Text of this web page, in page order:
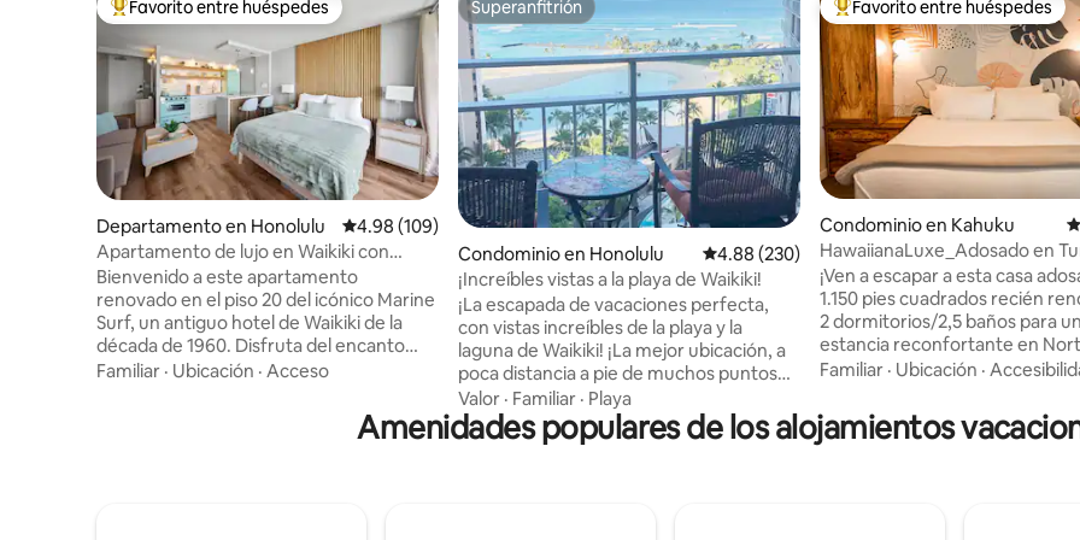
De los mejores en Favorito entre huéspedes
Favorito entre huéspedes
Departamento en Honolulu Calificación promedio: 4.98 de 5; 109 evaluaciones
4.98 (109)
Apartamento de lujo en Waikiki con
encanto retro y aparcamiento
GRATUITO
Bienvenido a este apartamento
renovado en el piso 20 del icónico Marine
Surf, un antiguo hotel de Waikiki de la
década de 1960. Disfruta del encanto
vintage con lujo moderno, que incluye
subterráneo GRATUITO, internet
Familiar · Ubicación · Acceso
Superanfitrión
Superanfitrión
Condominio en Honolulu Calificación promedio: 4.88 de 5; 230
4.88 (230)
¡Increíbles vistas a la playa de Waikiki!
¡La escapada de vacaciones perfecta,
con vistas increíbles de la playa y la
laguna de Waikiki! ¡La mejor ubicación, a
poca distancia a pie de muchos puntos
de interés, del centro comercial Ala
Moana, de tiendas de diseñadores y de
muchos restaurantes! ¡Disfruta de tu
Valor · Familiar · Playa
De los mejores en Favorito
Favorito entre huéspedes
Condominio en Kahuku
HawaiianaLuxe_Adosado en
Bay_Hale LuLu
¡Ven a escapar a esta casa
1.150 pies cuadrados recién
2 dormitorios/2,5 baños para
estancia reconfortante en
Lejos del ajetreado centro de la
pocos minutos del icónico Turtle
Hotel y de las playas y
Familiar · Ubicación ·
Amenidades populares de los alojamientos